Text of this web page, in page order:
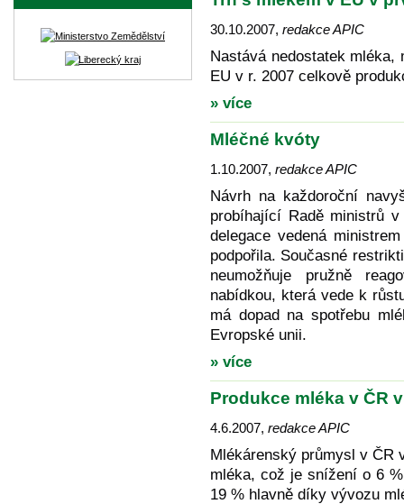
30.10.2007, redakce APIC
Nastává nedostatek
EU v r. 2007 celkově
» více
Mléčné kvóty
1.10.2007, redakce APIC
Návrh na každoroční
probíhající Radě ministrů
delegace vedená
podpořila. Současné
neumožňuje pružně
nabídkou, která vede k
má dopad na spotřebu
Evropské unii.
» více
Produkce mléka v ČR
4.6.2007, redakce APIC
Mlékárenský průmysl v ČR
mléka, což je snížení o 6
19 % hlavně díky vývozu